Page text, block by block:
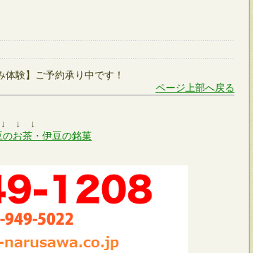
験】ご予約承り中です！
ページ上部へ戻る
↓ ↓
のお茶・伊豆の銘菓